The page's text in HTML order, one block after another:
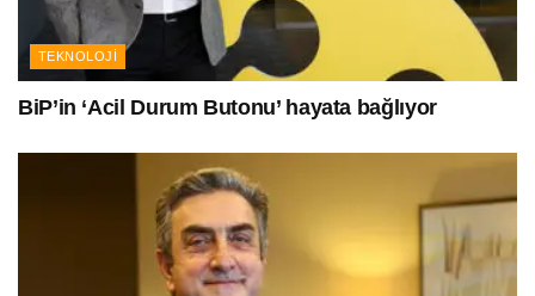
TEKNOLOJI
BiP’in ‘Acil Durum Butonu’ hayata bağlıyor